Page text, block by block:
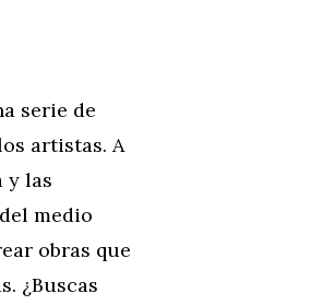
serie de
artistas. A
y las
medio
obras que
¿Buscas